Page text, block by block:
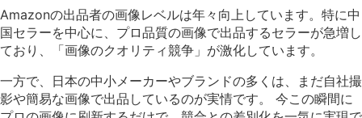
Amazonの出品者の画像レベルは年々向上しています。特に中
国セラーを中心に、プロ品質の画像で出品するセラーが急増し
ており、「画像のクオリティ競争」が激化しています。
一方で、日本の中小メーカーやブランドの多くは、まだ自社撮
影や簡易な画像で出品しているのが実情です。 今この瞬間に